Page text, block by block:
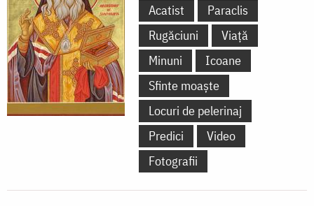
Acatist
Paraclis
Rugăciuni
Viață
Minuni
Icoane
Sfinte moaște
Locuri de pelerinaj
Predici
Video
Fotografii